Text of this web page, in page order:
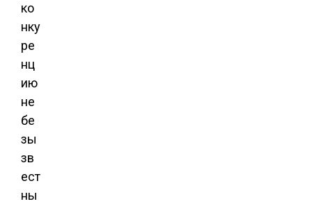
ко
нку
ре
нц
ию
не
бе
зы
зв
ест
ны